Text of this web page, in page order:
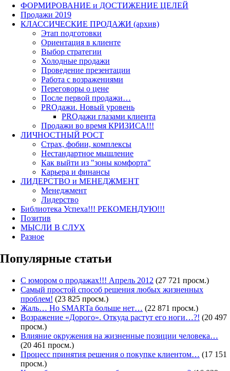
ФОРМИРОВАНИЕ и ДОСТИЖЕНИЕ ЦЕЛЕЙ
Продажи 2019
КЛАССИЧЕСКИЕ ПРОДАЖИ (архив)
Этап подготовки
Ориентация в клиенте
Выбор стратегии
Холодные продажи
Проведение презентации
Работа с возражениями
Переговоры о цене
После первой продажи…
PROдажи. Новый уровень
PROдажи глазами клиента
Продажи во время КРИЗИСА!!!
ЛИЧНОСТНЫЙ РОСТ
Страх, фобии, комплексы
Нестандартное мышление
Как выйти из "зоны комфорта"
Карьера и финансы
ЛИДЕРСТВО и МЕНЕДЖМЕНТ
Менеджмент
Лидерство
Библиотека Успеха!!! РЕКОМЕНДУЮ!!!
Позитив
МЫСЛИ В СЛУХ
Разное
Популярные статьи
С юмором о продажах!!! Апрель 2012 (27 721 просм.)
Самый простой способ решения любых жизненных
проблем! (23 825 просм.)
Жаль… Но SMARTa больше нет… (22 871 просм.)
Возражение «Дорого». Откуда растут его ноги…?! (20 497
просм.)
Влияние окружения на жизненные позиции человека…
(20 461 просм.)
Процесс принятия решения о покупке клиентом… (17 151
просм.)